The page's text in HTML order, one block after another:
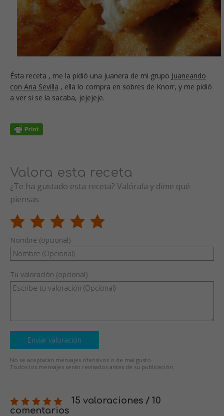
Ésta receta , me la pidió una juanera de mi grupo Juaneando
con Ana Sevilla , ella lo compra en sobres de Knorr, y me pidió
a ver si se la sacaba, jejejeje.
Valora esta receta
¿Te ha gustado esta receta? Valórala y dime qué
piensas
Nombre (opcional)
Tu valoración (opcional)
Enviar valoración
No se aceptarán mensajes ofensivos o de mal gusto.
Todos los mensajes serán revisados antes de su publicación.
15 valoraciones / 10
comentarios